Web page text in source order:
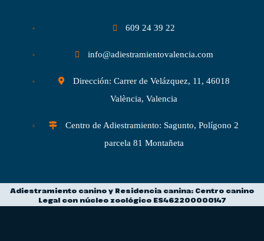
609 24 39 22
info@adiestramientovalencia.com
Dirección: Carrer de Velázquez, 11, 46018
València, Valencia
Centro de Adiestramiento: Sagunto, Polígono 2
parcela 81 Montañeta
Adiestramiento canino y Residencia canina: Centro canino
Legal con núcleo zoológico ES462200000147